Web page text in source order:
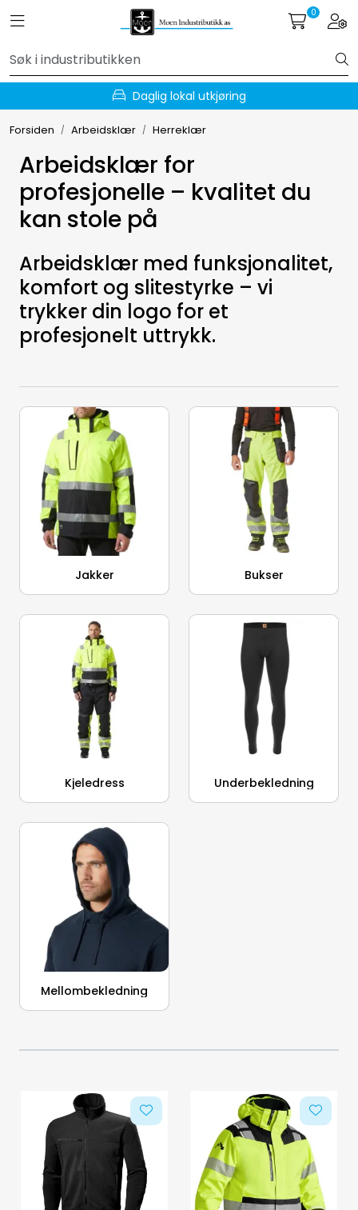
Toggle navigation 0
Daglig lokal utkjøring
Forsiden Arbeidsklær Herreklær
Arbeidsklær for
profesjonelle – kvalitet du
kan stole på
Arbeidsklær med funksjonalitet,
komfort og slitestyrke – vi
trykker din logo for et
profesjonelt uttrykk.
Jakker Bukser
Kjeledress Underbekledning
Mellombekledning
Hydraulikk
Væskehåndtering
EL-verktøy
Håndverktøy
Arbeidsklær
Arbeidsplassen